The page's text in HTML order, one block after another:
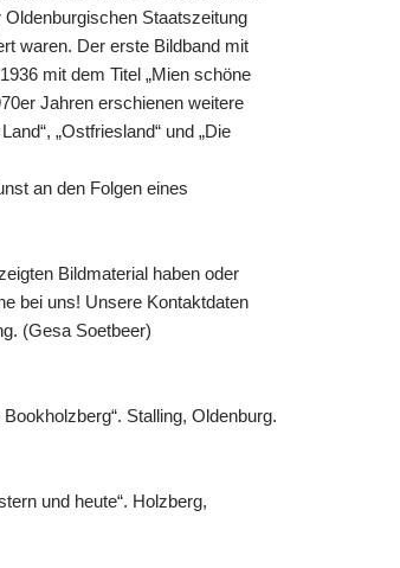
Oldenburgischen Staatszeitung
waren. Der erste Bildband mit
mit dem Titel „Mien schöne
Jahren erschienen weitere
„Ostfriesland“ und „Die
an den Folgen eines
Bildmaterial haben oder
bei uns! Unsere Kontaktdaten
(Gesa Soetbeer)
Stalling, Oldenburg.
und heute“. Holzberg,